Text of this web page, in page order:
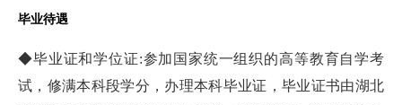
毕业待遇
◆毕业证和学位证:参加国家统一组织的高等教育自学考
试，修满本科段学分，办理本科毕业证，毕业证书由湖北